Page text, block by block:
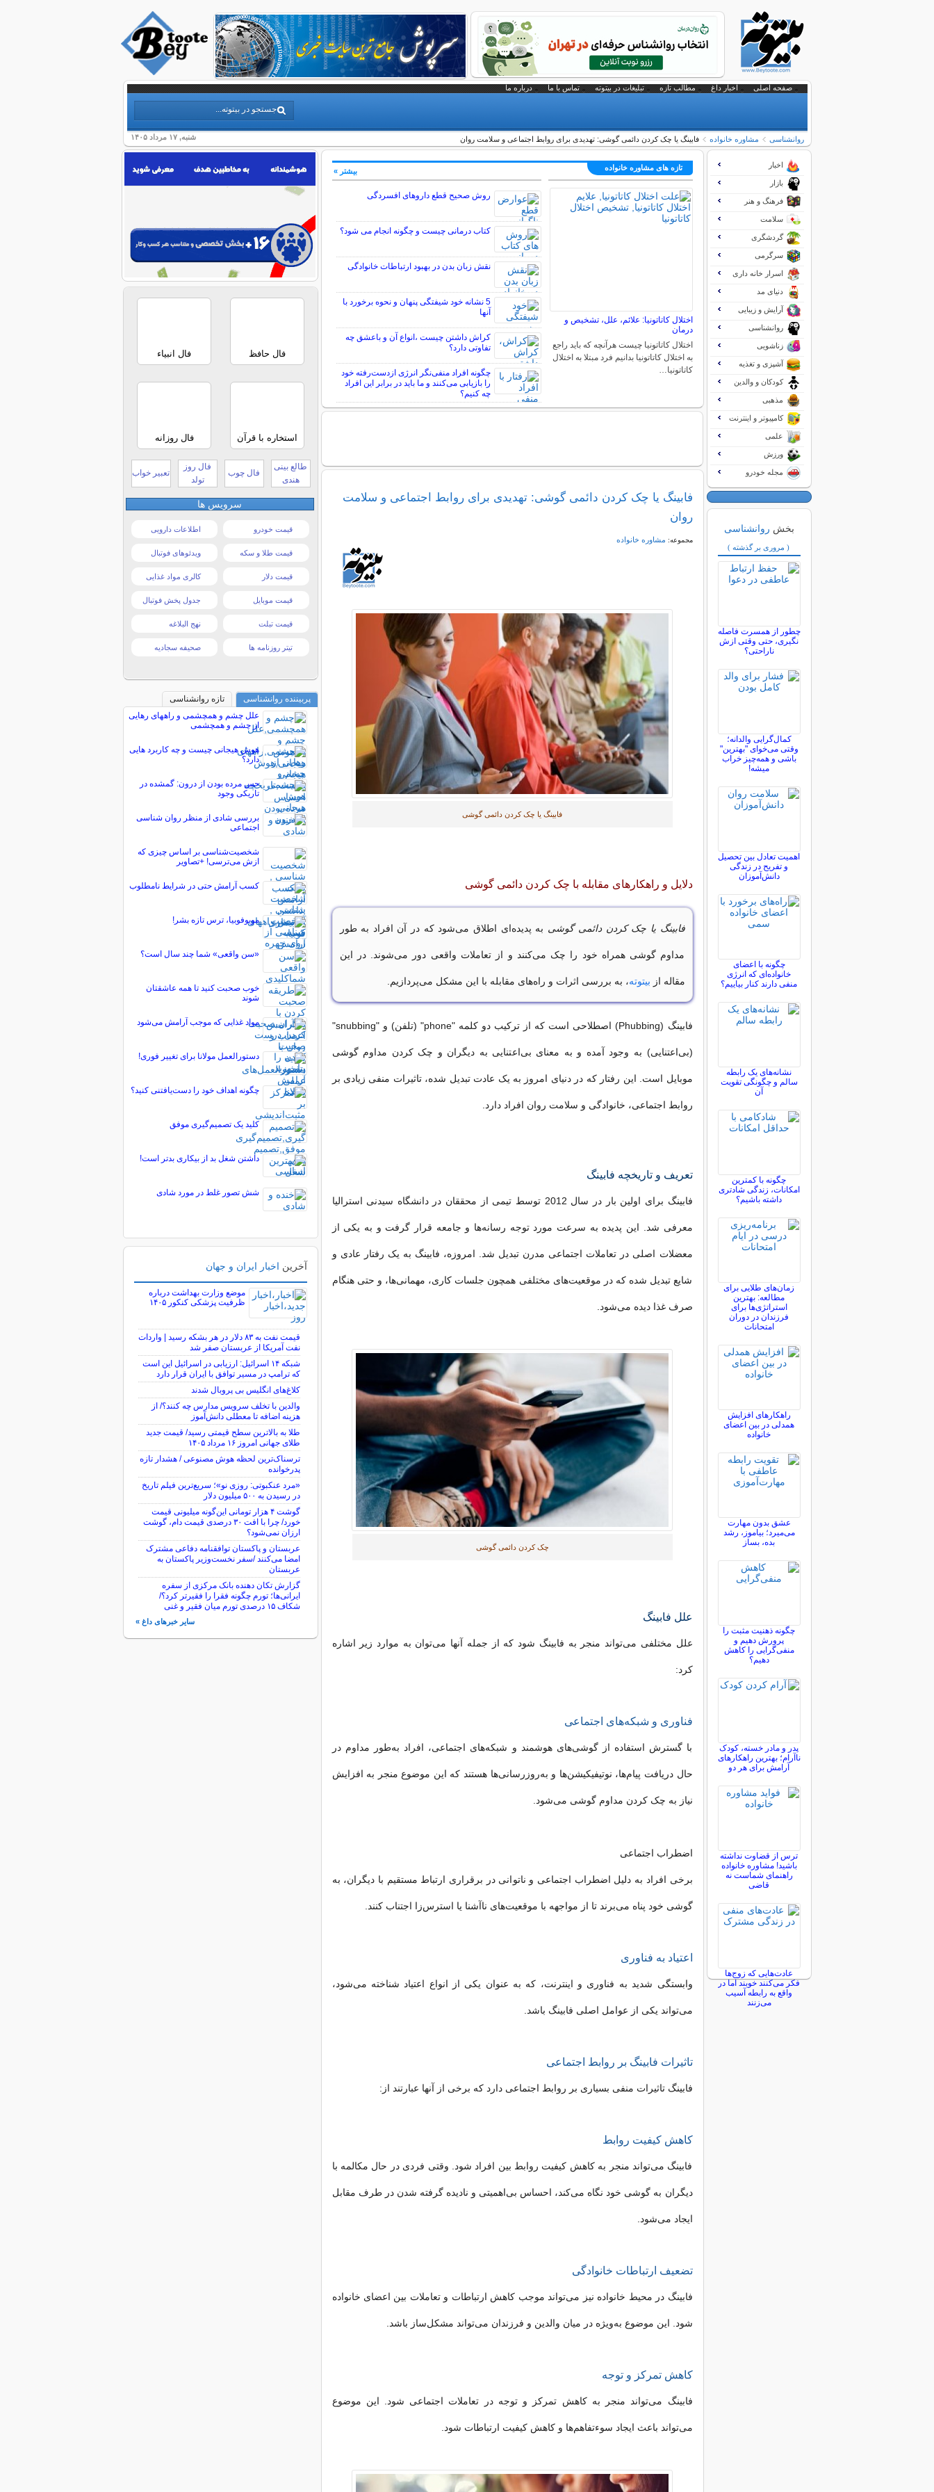
صفحه اصلی اخبار داغ مطالب تازه تبلیغات در بیتوته تماس با ما درباره ما
شنبه, ۱۷ مرداد ۱۴۰۵ روانشناسی مشاوره خانواده فابینگ یا چک کردن دائمی گوشی: تهدیدی برای روابط اجتماعی و سلامت روان
تازه های مشاوره خانواده
اختلال کاتاتونیا: علائم، علل، تشخیص و
درمان
اختلال کاتاتونیا چیست هرآنچه که باید راجع
به اختلال کاتاتونیا بدانیم فرد مبتلا به اختلال
کاتاتونیا…
روش صحیح قطع داروهای افسردگی
کتاب درمانی چیست و چگونه انجام می شود؟
نقش زبان بدن در بهبود ارتباطات خانوادگی
5 نشانه خود شیفتگی پنهان و نحوه برخورد با
آنها
کراش داشتن چیست ،انواع آن و باعشق چه
تفاوتی دارد؟
چگونه افراد منفی‌نگر انرژی ازدست‌رفته خود
را بازیابی می‌کنند و ما باید در برابر این افراد
چه کنیم؟
بیشتر »
فابینگ یا چک کردن دائمی گوشی: تهدیدی برای روابط اجتماعی و سلامت
روان
مجموعه: مشاوره خانواده
فابینگ یا چک کردن دائمی گوشی
دلایل و راهکارهای مقابله با چک کردن دائمی گوشی
فابینگ یا چک کردن دائمی گوشی به پدیده‌ای اطلاق می‌شود که در آن افراد به طور
مداوم گوشی همراه خود را چک می‌کنند و از تعاملات واقعی دور می‌شوند. در این
مقاله از بیتوته، به بررسی اثرات و راه‌های مقابله با این مشکل می‌پردازیم.
فابینگ (Phubbing) اصطلاحی است که از ترکیب دو کلمه "phone" (تلفن) و "snubbing"
(بی‌اعتنایی) به وجود آمده و به معنای بی‌اعتنایی به دیگران و چک کردن مداوم گوشی
موبایل است. این رفتار که در دنیای امروز به یک عادت تبدیل شده، تاثیرات منفی زیادی بر
روابط اجتماعی، خانوادگی و سلامت روان افراد دارد.
تعریف و تاریخچه فابینگ
فابینگ برای اولین بار در سال 2012 توسط تیمی از محققان در دانشگاه سیدنی استرالیا
معرفی شد. این پدیده به سرعت مورد توجه رسانه‌ها و جامعه قرار گرفت و به یکی از
معضلات اصلی در تعاملات اجتماعی مدرن تبدیل شد. امروزه، فابینگ به یک رفتار عادی و
شایع تبدیل شده که در موقعیت‌های مختلفی همچون جلسات کاری، مهمانی‌ها، و حتی هنگام
صرف غذا دیده می‌شود.
چک کردن دائمی گوشی
علل فابینگ
علل مختلفی می‌تواند منجر به فابینگ شود که از جمله آنها می‌توان به موارد زیر اشاره
کرد:
فناوری و شبکه‌های اجتماعی
با گسترش استفاده از گوشی‌های هوشمند و شبکه‌های اجتماعی، افراد به‌طور مداوم در
حال دریافت پیام‌ها، نوتیفیکیشن‌ها و به‌روزرسانی‌ها هستند که این موضوع منجر به افزایش
نیاز به چک کردن مداوم گوشی می‌شود.
اضطراب اجتماعی
برخی افراد به دلیل اضطراب اجتماعی و ناتوانی در برقراری ارتباط مستقیم با دیگران، به
گوشی خود پناه می‌برند تا از مواجهه با موقعیت‌های ناآشنا یا استرس‌زا اجتناب کنند.
اعتیاد به فناوری
وابستگی شدید به فناوری و اینترنت، که به عنوان یکی از انواع اعتیاد شناخته می‌شود،
می‌تواند یکی از عوامل اصلی فابینگ باشد.
تاثیرات فابینگ بر روابط اجتماعی
فابینگ تاثیرات منفی بسیاری بر روابط اجتماعی دارد که برخی از آنها عبارتند از:
کاهش کیفیت روابط
فابینگ می‌تواند منجر به کاهش کیفیت روابط بین افراد شود. وقتی فردی در حال مکالمه با
دیگران به گوشی خود نگاه می‌کند، احساس بی‌اهمیتی و نادیده گرفته شدن در طرف مقابل
ایجاد می‌شود.
تضعیف ارتباطات خانوادگی
فابینگ در محیط خانواده نیز می‌تواند موجب کاهش ارتباطات و تعاملات بین اعضای خانواده
شود. این موضوع به‌ویژه در میان والدین و فرزندان می‌تواند مشکل‌ساز باشد.
کاهش تمرکز و توجه
فابینگ می‌تواند منجر به کاهش تمرکز و توجه در تعاملات اجتماعی شود. این موضوع
می‌تواند باعث ایجاد سوءتفاهم‌ها و کاهش کیفیت ارتباطات شود.
اخبار
بازار
فرهنگ و هنر
سلامت
گردشگری
سرگرمی
اسرار خانه داری
دنیای مد
آرایش و زیبایی
روانشناسی
زناشویی
آشپزی و تغذیه
کودکان و والدین
مذهبی
کامپیوتر و اینترنت
علمی
ورزش
مجله خودرو
بخش روانشناسی
( مروری بر گذشته )
چطور از همسرت فاصله
نگيری، حتی وقتی ازش
ناراحتی؟
کمال‌گرایی والدانه؛
وقتی می‌خوای "بهترین"
باشی و همه‌چیز خراب
میشه!
اهمیت تعادل بین تحصیل
و تفریح در زندگی
دانش‌آموزان
چگونه با اعضای
خانواده‌ای که انرژی
منفی دارند کنار بیاییم؟
نشانه‌های یک رابطه
سالم و چگونگی تقویت
آن
چگونه با کمترین
امکانات، زندگی شادتری
داشته باشیم؟
زمان‌های طلایی برای
مطالعه: بهترین
استراتژی‌ها برای
فرزندان در دوران
امتحانات
راهکارهای افزایش
همدلی در بین اعضای
خانواده
عشق بدون مهارت
می‌میرد؛ بیاموز، رشد
بده، بساز
چگونه ذهنیت مثبت را
پرورش دهیم و
منفی‌گرایی را کاهش
دهیم؟
پدر و مادر خسته، کودک
ناآرام؛ بهترین راهکارهای
آرامش برای هر دو
ترس از قضاوت نداشته
باشید! مشاوره خانواده
راهنمای شماست نه
قاضی
عادت‌هایی که زوج‌ها
فکر می‌کنند خوبند اما در
واقع به رابطه آسیب
می‌زنند
فال حافظ فال انبیاء
استخاره با قرآن فال روزانه
طالع بینی
هندی
فال چوب
فال روز
تولد
تعبیر خواب
سرویس ها
قیمت خودرو اطلاعات دارویی
قیمت طلا و سکه ویدئوهای فوتبال
قیمت دلار کالری مواد غذایی
قیمت موبایل جدول پخش فوتبال
قیمت تبلت نهج البلاغه
تیتر روزنامه ها صحیفه سجادیه
پربیننده روانشناسی
تازه روانشناسی
علل چشم و همچشمی و راههای رهایی
از چشم و همچشمی
هوش هیجانی چیست و چه کاربرد هایی
دارد؟
حس مرده بودن از درون: گمشده در
تاریکی وجود
بررسی شادی از منظر روان شناسی
اجتماعی
شخصیت‌شناسی بر اساس چیزی که
ازش می‌ترسی! +تصاویر
کسب آرامش حتی در شرایط نامطلوب
موبوفوبیا، ترس تازه بشر!
«سن واقعی» شما چند سال است؟
خوب صحبت کنید تا همه عاشقتان
شوند
مواد غذایی که موجب آرامش می‌شود
دستورالعمل مولانا برای تغییر فوری!
چگونه اهداف خود را دست‌یافتنی کنید؟
کلید یک تصمیم‌گیری موفق
داشتن شغل بد از بیکاری بدتر است!
شش تصور غلط در مورد شادی
آخرین اخبار ایران و جهان
موضع وزارت بهداشت درباره
ظرفیت پزشکی کنکور ۱۴۰۵
قیمت نفت به ۸۳ دلار در هر بشکه رسید | واردات
نفت آمریکا از عربستان صفر شد
شبکه ۱۴ اسرائیل: ارزیابی در اسرائیل این است
که ترامپ در مسیر توافق با ایران قرار دارد
کلاغ‌های انگلیس بی پروبال شدند
والدین با تخلف سرویس مدارس چه کنند؟/ از
هزینه اضافه تا معطلی دانش‌آموز
طلا به بالاترین سطح قیمتی رسید/ قیمت جدید
طلای جهانی امروز ۱۶ مرداد ۱۴۰۵
ترسناک‌ترین لحظه هوش مصنوعی / هشدار تازه
پدرخوانده
«مرد عنکبوتی: روزی نو»؛ سریع‌ترین فیلم تاریخ
در رسیدن به ۵۰۰ میلیون دلار
گوشت ۴ هزار تومانی این‌گونه میلیونی قیمت
خورد/ چرا با افت ۳۰ درصدی قیمت دام، گوشت
ارزان نمی‌شود؟
عربستان و پاکستان توافقنامه دفاعی مشترک
امضا می‌کنند /سفر نخست‌وزیر پاکستان به
عربستان
گزارش تکان‌ دهنده بانک مرکزی از سفره
ایرانی‌ها؛ تورم چگونه فقرا را فقیرتر کرد؟/
شکاف ۱۵ درصدی تورم میان فقیر و غنی
سایر خبرهای داغ »